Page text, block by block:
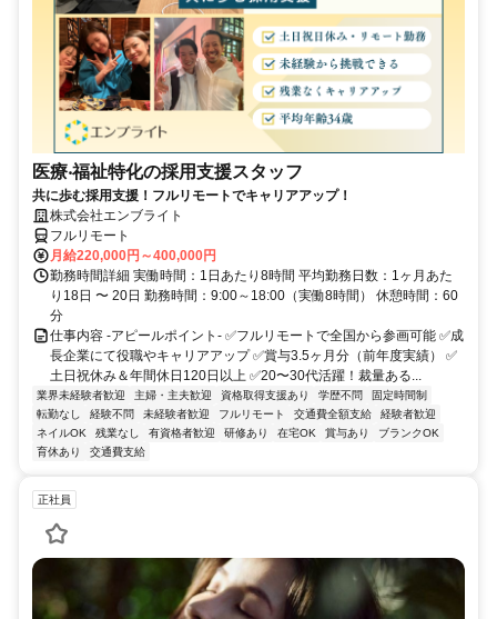
医療‧福祉特化の採用支援スタッフ
共に歩む採用支援！フルリモートでキャリアアップ！
株式会社エンブライト
フルリモート
月給220,000円～400,000円
勤務時間詳細 実働時間：1日あたり8時間 平均勤務日数：1ヶ月あた
り18日 〜 20日 勤務時間：9:00～18:00（実働8時間） 休憩時間：60
分
仕事内容 -アピールポイント- ✅フルリモートで全国から参画可能 ✅成
長企業にて役職やキャリアアップ ✅賞与3.5ヶ月分（前年度実績） ✅
土日祝休み＆年間休日120日以上 ✅20〜30代活躍！裁量ある...
業界未経験者歓迎 主婦・主夫歓迎 資格取得支援あり 学歴不問
固定時間制
転勤なし
経験不問 未経験者歓迎 フルリモート 交通費全額支給
経験者歓迎
ネイルOK
残業なし 有資格者歓迎 研修あり 在宅OK 賞与あり
ブランクOK
育休あり
交通費支給
正社員